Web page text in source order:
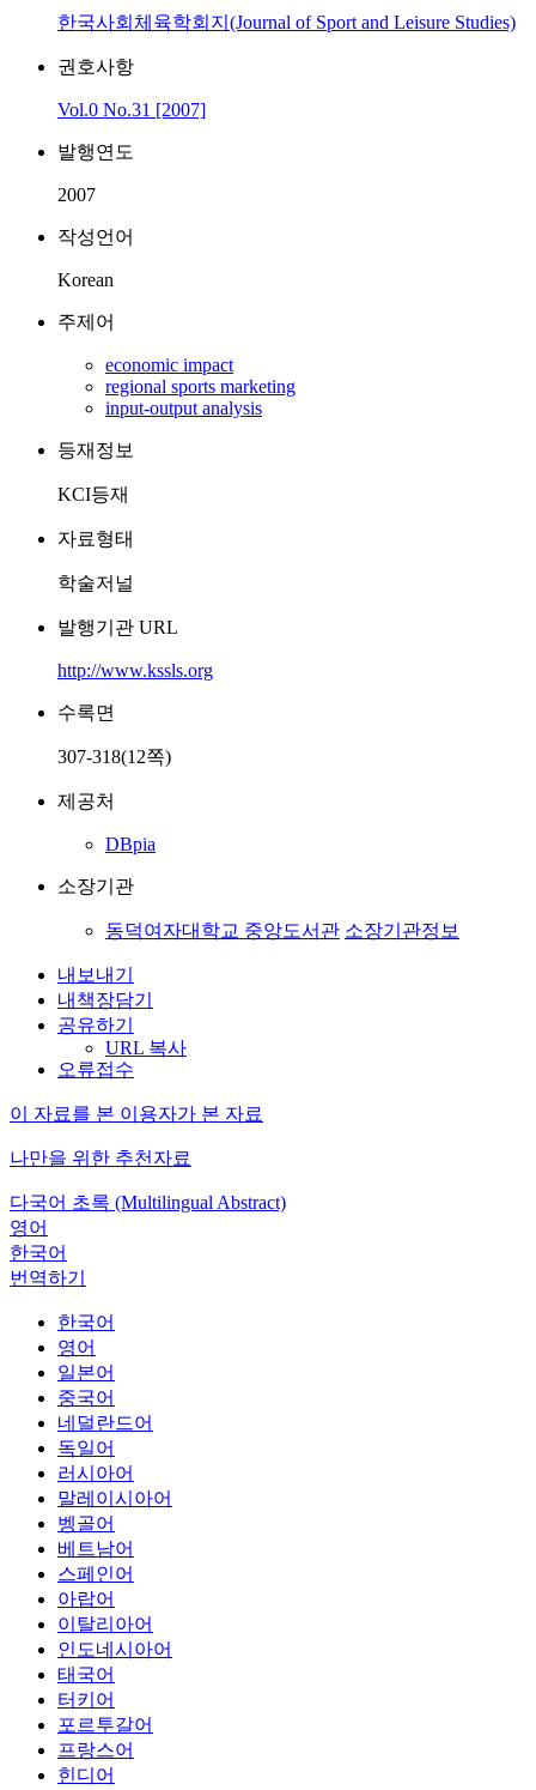
한국사회체육학회지(Journal of Sport and Leisure Studies)
권호사항
Vol.0 No.31 [2007]
발행연도
2007
작성언어
Korean
주제어
economic impact
regional sports marketing
input-output analysis
등재정보
KCI등재
자료형태
학술저널
발행기관 URL
http://www.kssls.org
수록면
307-318(12쪽)
제공처
DBpia
소장기관
동덕여자대학교 중앙도서관 소장기관정보
내보내기
내책장담기
공유하기
URL 복사
오류접수
이 자료를 본 이용자가 본 자료
나만을 위한 추천자료
다국어 초록 (Multilingual Abstract)
영어
한국어
번역하기
한국어
영어
일본어
중국어
네덜란드어
독일어
러시아어
말레이시아어
벵골어
베트남어
스페인어
아랍어
이탈리아어
인도네시아어
태국어
터키어
포르투갈어
프랑스어
힌디어